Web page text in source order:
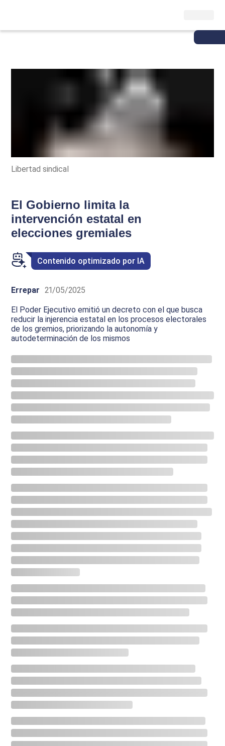
Libertad sindical
El Gobierno limita la
intervención estatal en
elecciones gremiales
Contenido optimizado por IA
Errepar 21/05/2025
El Poder Ejecutivo emitió un decreto con el que busca
reducir la injerencia estatal en los procesos electorales
de los gremios, priorizando la autonomía y
autodeterminación de los mismos